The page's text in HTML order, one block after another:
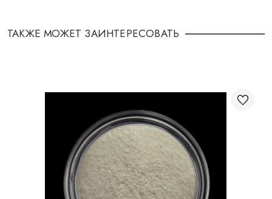
способом:
Международная доставка заказов
Вы можете заказать доставку заказа заграницу.
Доступные способы доставки международных посылок:
Международная доставка УкрПочтой; Международная
доставка Новой Почтой / Nova Post (Польша, Молдова,
ТАКЖЕ МОЖЕТ ЗАИНТЕРЕСОВАТЬ